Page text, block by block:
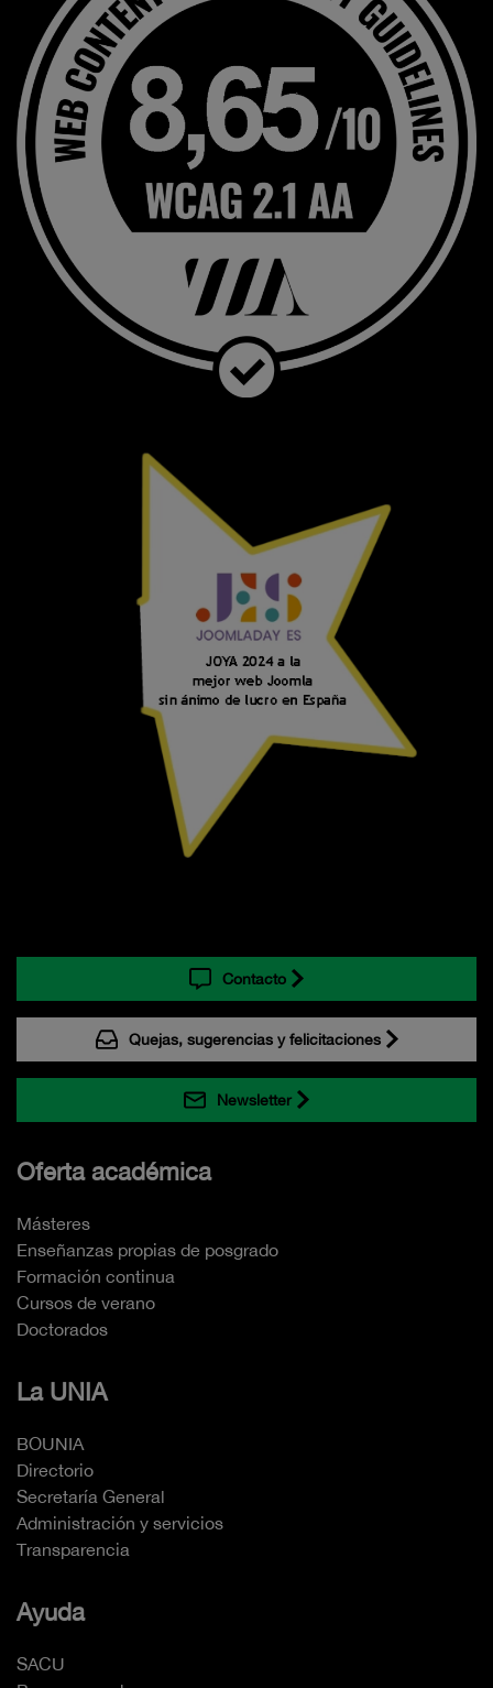
Contacto
Quejas, sugerencias y felicitaciones
Newsletter
Oferta académica
Másteres
Enseñanzas propias de posgrado
Formación continua
Cursos de verano
Doctorados
La UNIA
BOUNIA
Directorio
Secretaría General
Administración y servicios
Transparencia
Ayuda
SACU